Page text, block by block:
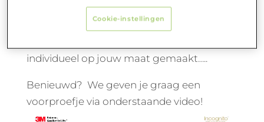
de apparatuur niet omdat deze aan de
binnenkant van je tanden zit. Deze vaste
individueel op jouw maat gemaakt…..
Benieuwd? We geven je graag een
voorproefje via onderstaande video!
Cookie-instellingen